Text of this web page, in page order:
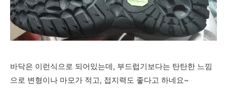
바닥은 이런식으로 되어있는데, 부드럽기보다는 탄탄한 느낌
으로 변형이나 마모가 적고, 접지력도 좋다고 하네요~